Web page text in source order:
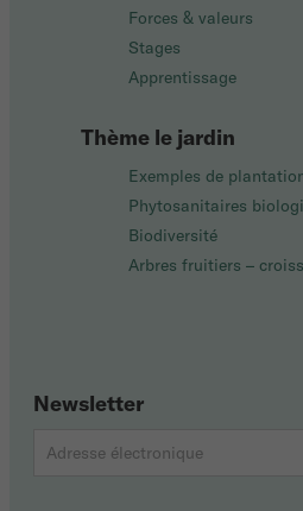
Forces & valeurs
Stages
Apprentissage
Thème le jardin
Exemples de
Phytosanitaires
Biodiversité
Arbres fruitiers –
Newsletter